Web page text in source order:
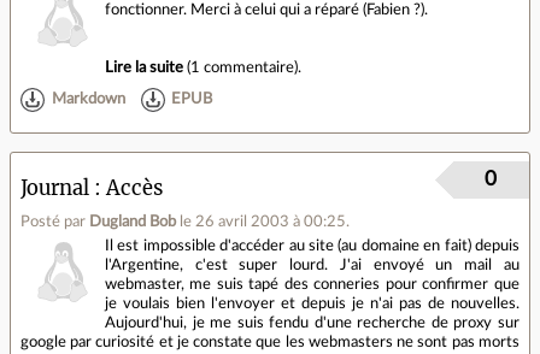
fonctionner. Merci à celui qui a réparé (Fabien ?).
Lire la suite (1 commentaire).
Markdown EPUB
Journal Accès
Posté par Dugland Bob le 26 avril 2003 à 00:25.
0
Il est impossible d'accéder au site (au domaine en fait) depuis
l'Argentine, c'est super lourd. J'ai envoyé un mail au
webmaster, me suis tapé des conneries pour confirmer que
je voulais bien l'envoyer et depuis je n'ai pas de nouvelles.
Aujourd'hui, je me suis fendu d'une recherche de proxy sur
google par curiosité et je constate que les webmasters ne sont pas morts